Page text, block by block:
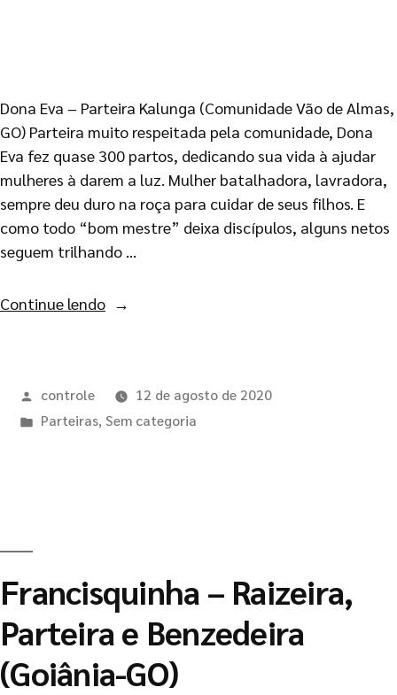
Dona Eva – Parteira Kalunga (Comunidade Vão de Almas,
GO) Parteira muito respeitada pela comunidade, Dona
Eva fez quase 300 partos, dedicando sua vida à ajudar
mulheres à darem a luz. Mulher batalhadora, lavradora,
sempre deu duro na roça para cuidar de seus filhos. E
como todo “bom mestre” deixa discípulos, alguns netos
seguem trilhando …
Continue lendo
controle
12 de agosto de 2020
Parteiras, Sem categoria
Francisquinha – Raizeira,
Parteira e Benzedeira
(Goiânia-GO)